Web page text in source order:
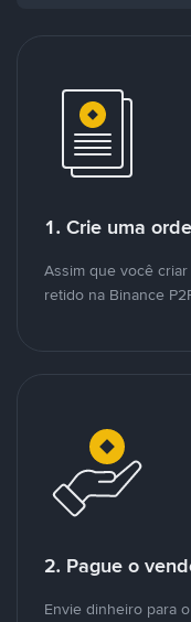
1. Crie uma
Assim que você
retido na Binance
2. Pague o
Envie dinheiro para